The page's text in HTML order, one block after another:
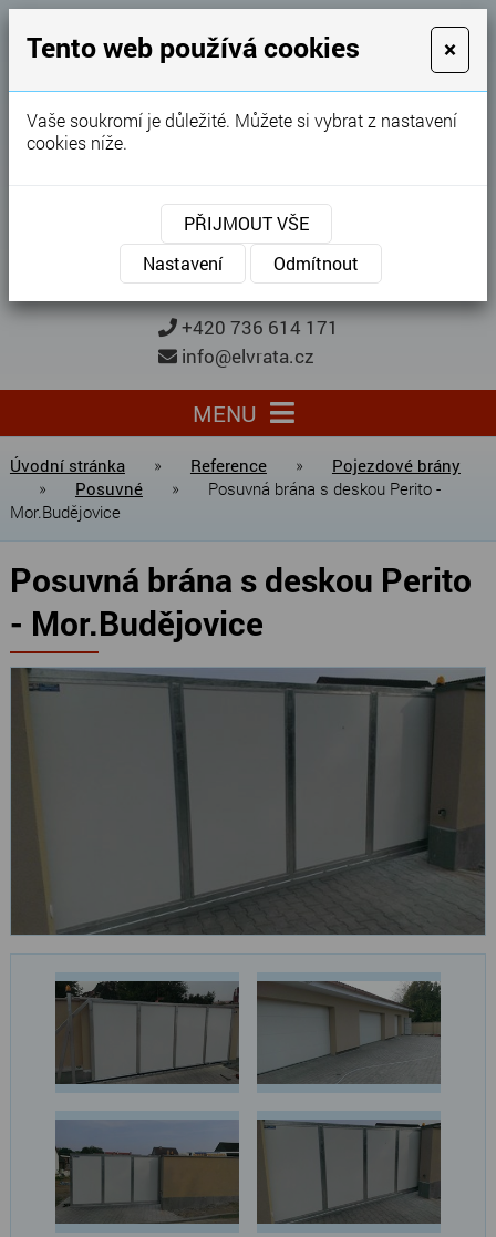
GARÁŽOVÁ VRATA
Karel Procházka
Garážová vrata, brány, ploty ...
Kontaktujte nás
KONTAKTUJTE NÁS
+420 736 614 171
info@elvrata.cz
MENU
Úvodní stránka » Reference »
Pojezdové brány
»
Posuvné »
Posuvná brána s deskou Perito -
Mor.Budějovice
Posuvná brána s deskou Perito
- Mor.Budějovice
Tento web používá cookies ×
Vaše soukromí je důležité. Můžete si vybrat z nastavení
cookies níže.
PŘIJMOUT VŠE
Nastavení
Odmítnout